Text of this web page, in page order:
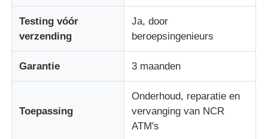
De Delen van GRG ATM
Testing vóór
verzending
Ja, door
beroepsingenieurs
Garantie 3 maanden
Toepassing
Onderhoud, reparatie en
vervanging van NCR
ATM's